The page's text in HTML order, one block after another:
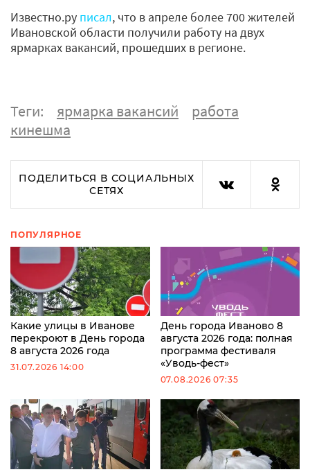
Известно.ру писал, что в апреле более 700 жителей
Ивановской области получили работу на двух
ярмарках вакансий, прошедших в регионе.
Теги: ярмарка вакансий
работа
кинешма
ПОДЕЛИТЬСЯ В СОЦИАЛЬНЫХ
СЕТЯХ
ПОПУЛЯРНОЕ
Какие улицы в Иванове
перекроют в День города
8 августа 2026 года
31.07.2026 14:00
День города Иваново 8
августа 2026 года: полная
программа фестиваля
«Уводь-фест»
07.08.2026 07:35